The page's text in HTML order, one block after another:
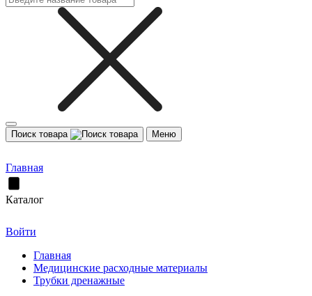
Поиск товара Меню
Главная
Каталог
Войти
Главная
Медицинские расходные материалы
Трубки дренажные